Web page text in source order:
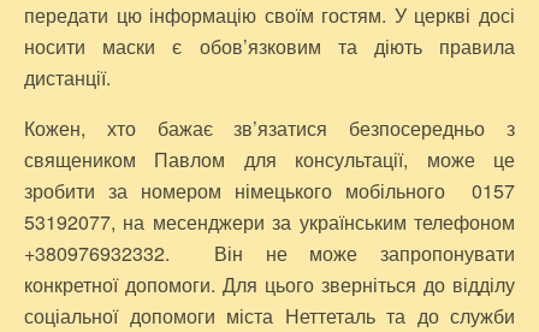
передати цю інформацію своїм гостям. У церкві досі
носити маски є обов’язковим та діють правила
дистанції.
Кожен, хто бажає зв’язатися безпосередньо з
священиком Павлом для консультації, може це
зробити за номером німецького мобільного 0157
53192077, на месенджери за українським телефоном
+380976932332. Він не може запропонувати
конкретної допомоги. Для цього зверніться до відділу
соціальної допомоги міста Неттеталь та до служби